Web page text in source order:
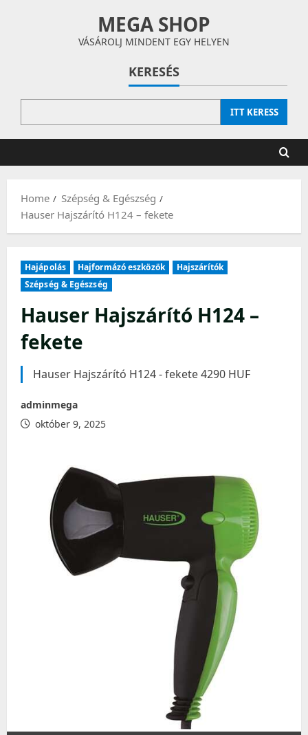
MEGA SHOP
VÁSÁROLJ MINDENT EGY HELYEN
KERESÉS
ITT KERESS
Home
Szépség & Egészség
Hauser Hajszárító H124 – fekete
Hajápolás Hajformázó eszközök
Hajszárítók
Szépség & Egészség
Hauser Hajszárító H124 –
fekete
Hauser Hajszárító H124 - fekete 4290 HUF
adminmega
október 9, 2025